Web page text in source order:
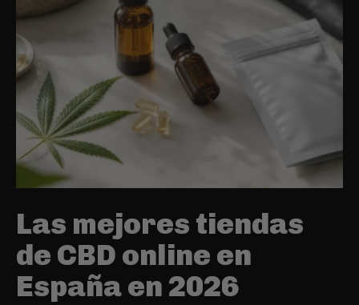
Las mejores tiendas
de CBD online en
España en 2026